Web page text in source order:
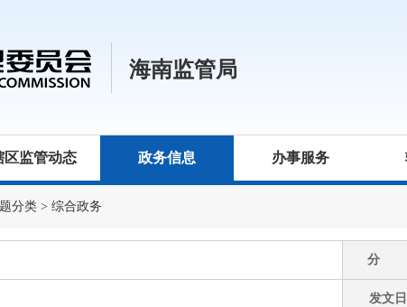
海南监管局
区监管动态 政务信息 办事服务
分类 > 综合政务
分
发文